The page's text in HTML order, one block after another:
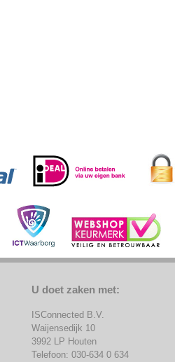
U doet zaken met:
ISConnected B.V.
Waijensedijk 10
3992 LP Houten
Telefoon: 030-634 0 634